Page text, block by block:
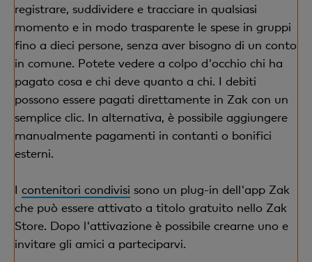
registrare, suddividere e tracciare in qualsiasi
momento e in modo trasparente le spese in gruppi
fino a dieci persone, senza aver bisogno di un conto
in comune. Potete vedere a colpo d'occhio chi ha
pagato cosa e chi deve quanto a chi. I debiti
possono essere pagati direttamente in Zak con un
semplice clic. In alternativa, è possibile aggiungere
manualmente pagamenti in contanti o bonifici
esterni.
I contenitori condivisi sono un plug-in dell'app Zak
che può essere attivato a titolo gratuito nello Zak
Store. Dopo l'attivazione è possibile crearne uno e
invitare gli amici a parteciparvi.